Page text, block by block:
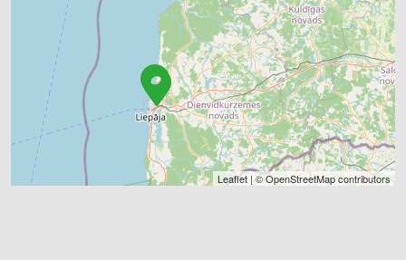
Leaflet | ©OpenStreetMapcontributors